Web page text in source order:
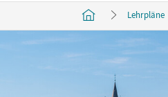
Lehrpläne